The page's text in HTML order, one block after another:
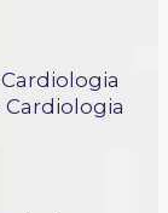
Cardiologia